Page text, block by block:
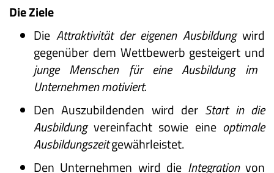
Die Ziele
Die Attraktivität der eigenen Ausbildungwird
gegenüber dem Wettbewerb gesteigert und
junge Menschen für eine Ausbildung im
Unternehmen motiviert.
Den Auszubildenden wird der Start in die
Ausbildungvereinfacht sowie eine optimale
Ausbildungszeitgewährleistet.
Den Unternehmen wird die Integrationvon